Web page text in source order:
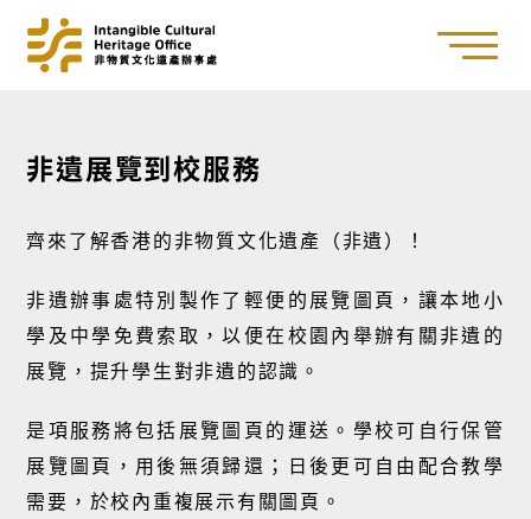
非遺展覽到校服務
齊來了解香港的非物質文化遺產（非遺）！
非遺辦事處特別製作了輕便的展覽圖頁，讓本地小
學及中學免費索取，以便在校園內舉辦有關非遺的
展覽，提升學生對非遺的認識。
是項服務將包括展覽圖頁的運送。學校可自行保管
展覽圖頁，用後無須歸還；日後更可自由配合教學
需要，於校內重複展示有關圖頁。